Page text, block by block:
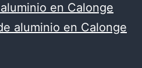
en Calonge
aluminio en Calonge